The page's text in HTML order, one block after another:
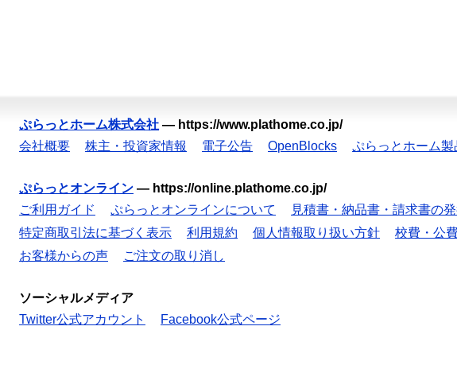
ぷらっとホーム株式会社 — https://www.plathome.co.jp/
会社概要
株主・投資家情報 電子公告 OpenBlocks ぷらっとホーム製
ぷらっとオンライン — https://online.plathome.co.jp/
ご利用ガイド
ぷらっとオンラインについて 見積書・納品書・請求書の
特定商取引法に基づく表示
利用規約 個人情報取り扱い方針 校費・公
お客様からの声
ご注文の取り消し
ソーシャルメディア
Twitter公式アカウント
Facebook公式ページ